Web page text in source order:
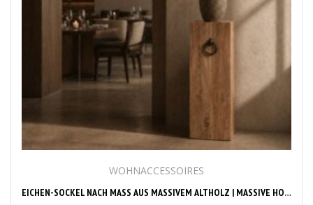
WOHNACCESSOIRES
EICHEN-SOCKEL NACH MASS AUS MASSIVEM ALTHOLZ | MASSIVE HOLZSÄULE & DEKOSÄULE